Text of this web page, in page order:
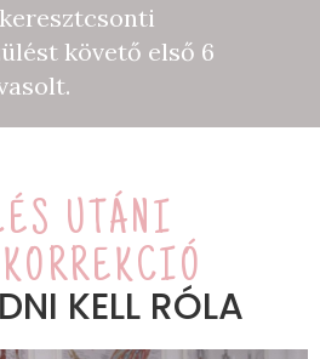
követő első 6
UTÁNI
KELL RÓLA